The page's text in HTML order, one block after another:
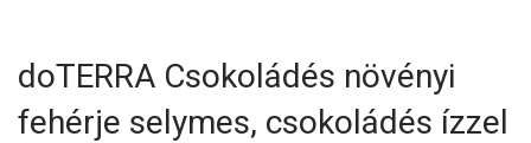
doTERRA Csokoládés növényi
fehérje selymes, csokoládés ízzel